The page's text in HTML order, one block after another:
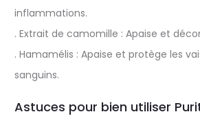
inflammations.
. Extrait de camomille : Apaise et
. Hamamélis : Apaise et protège les
sanguins.
Astuces pour bien utiliser